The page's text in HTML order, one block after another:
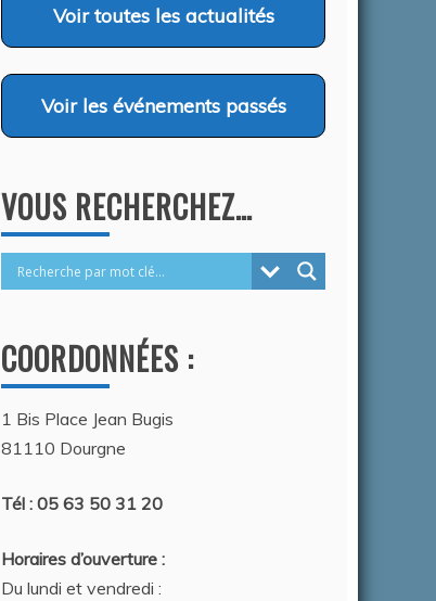
Voirtoutes les actualités
Voir les événements passés
VOUS RECHERCHEZ…
COORDONNÉES :
1 Bis Place Jean Bugis
81110 Dourgne
Tél : 05 63 50 31 20
Horaires d’ouverture :
Du lundi et vendredi :